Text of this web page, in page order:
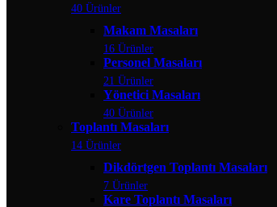
40 Ürünler
Makam Masaları
16 Ürünler
Personel Masaları
21 Ürünler
Yönetici Masaları
40 Ürünler
Toplantı Masaları
14 Ürünler
Dikdörtgen Toplantı Masaları
7 Ürünler
Kare Toplantı Masaları